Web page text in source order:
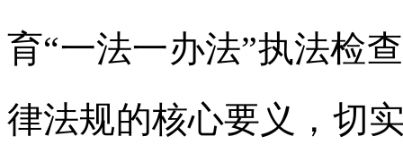
育“一法一办法”执法检
律法规的核心要义，切